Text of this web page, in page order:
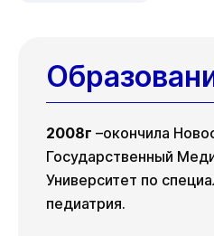
2008г –окончила
Государственный
Университет по
педиатрия.